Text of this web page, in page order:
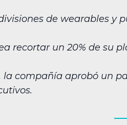
de wearables y
recortar un 20% de su
la compañía aprobó un